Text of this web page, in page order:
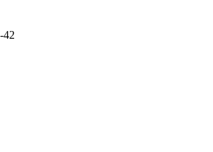
42